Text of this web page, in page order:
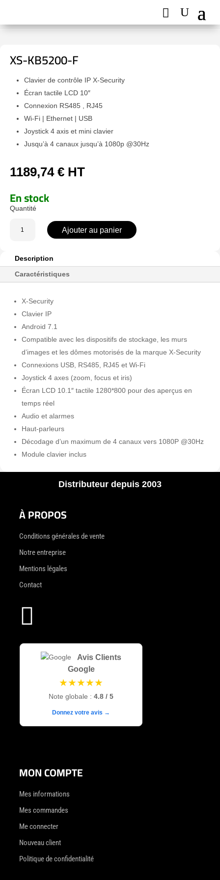
XS-KB5200-F
Clavier de contrôle IP X-Security
Écran tactile LCD 10″
Connexion RS485 , RJ45
Wi-Fi | Ethernet | USB
Joystick 4 axis et mini clavier
Jusqu’à 4 canaux jusqu’à 1080p @30Hz
1189,74 € HT
En stock
KB5200-
F
Ajouter au panier
Description
Caractéristiques
X-Security
Clavier IP
Android 7.1
Compatible avec les dispositifs de stockage, les murs
d’images et les dômes motorisés de la marque X-Security
Connexions USB, RS485, RJ45 et Wi-Fi
Joystick 4 axes (zoom, focus et iris)
Écran LCD 10.1″ tactile 1280*800 pour des aperçus en
temps réel
Audio et alarmes
Haut-parleurs
Décodage d’un maximum de 4 canaux vers 1080P @30Hz
Module clavier inclus
Distributeur depuis 2003
À PROPOS
Conditions générales de vente
Notre entreprise
Mentions légales
Contact

Avis Clients
Google
★★★★★
Note globale : 4.8 / 5
Donnez votre avis →
MON COMPTE
Mes informations
Mes commandes
Me connecter
Nouveau client
Politique de confidentialité